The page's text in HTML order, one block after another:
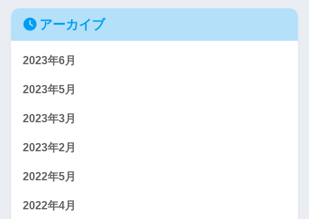
アーカイブ
2023年6月
2023年5月
2023年3月
2023年2月
2022年5月
2022年4月